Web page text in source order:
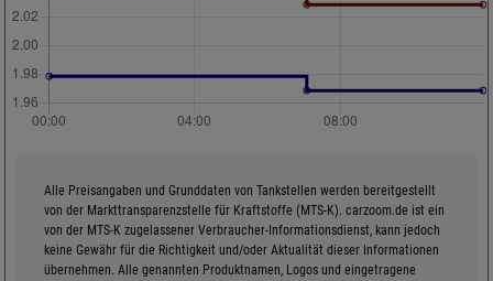
Alle Preisangaben und Grunddaten von Tankstellen werden bereitgestellt
von der Markttransparenzstelle für Kraftstoffe (MTS-K). carzoom.de ist ein
von der MTS-K zugelassener Verbraucher-Informationsdienst, kann jedoch
keine Gewähr für die Richtigkeit und/oder Aktualität dieser Informationen
übernehmen. Alle genannten Produktnamen, Logos und eingetragene